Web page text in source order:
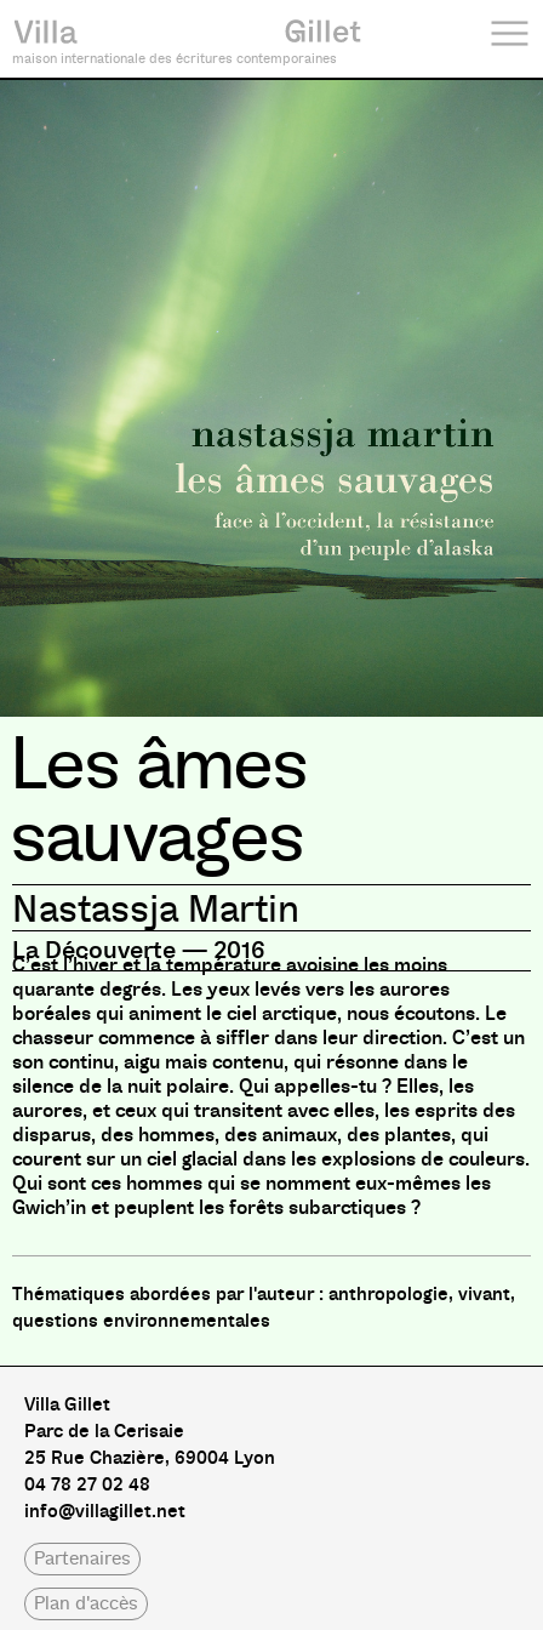
maison internationale des écritures contemporaines
Les âmes
sauvages
Nastassja Martin
La Découverte— 2016
C’est l’hiver et la température avoisine les moins
quarante degrés. Les yeux levés vers les aurores
boréales qui animent le ciel arctique, nous écoutons. Le
chasseur commence à siffler dans leur direction. C’est un
son continu, aigu mais contenu, qui résonne dans le
silence de la nuit polaire. Qui appelles-tu ? Elles, les
aurores, et ceux qui transitent avec elles, les esprits des
disparus, des hommes, des animaux, des plantes, qui
courent sur un ciel glacial dans les explosions de couleurs.
Qui sont ces hommes qui se nomment eux-mêmes les
Gwich’in et peuplent les forêts subarctiques ?
anthropologie, vivant,
questions environnementales
Villa Gillet
Parc de la Cerisaie
25 Rue Chazière, 69004 Lyon
04 78 27 02 48
info@villagillet.net
Partenaires
Plan d'accès